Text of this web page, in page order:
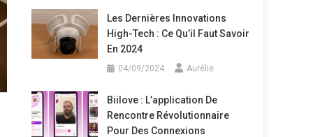
Les Dernières Innovations
High-Tech : Ce Qu’il Faut Savoir
En 2024
04/09/2024 Aurélie
Biilove : L’application De
Rencontre Révolutionnaire
Pour Des Connexions